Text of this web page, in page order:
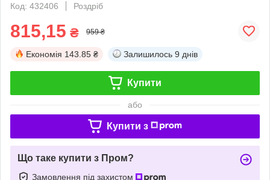
Код: 432406
Роздріб
815,15 ₴ 959 ₴
Економія 143.85 ₴ Залишилось 9 днів
Купити
або
Купити з
Що таке купити з Пром?
Замовлення під захистом